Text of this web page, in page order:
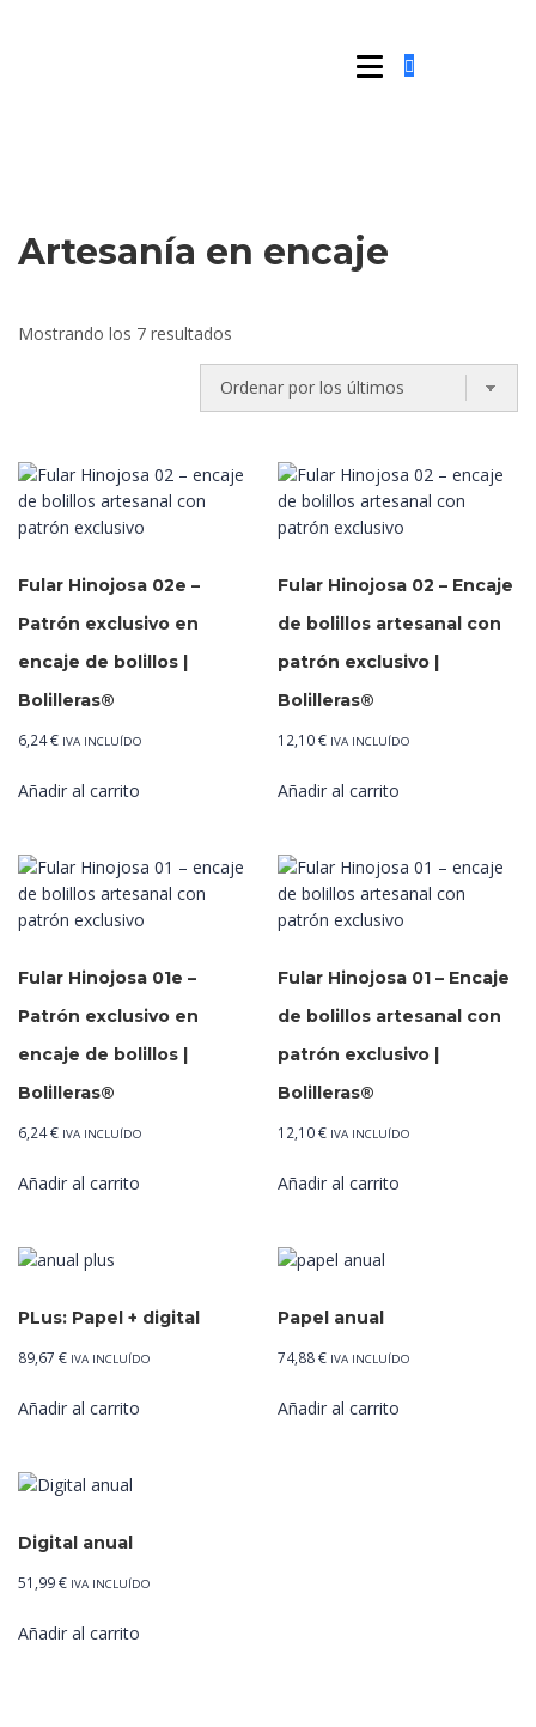
Artesanía en encaje
Mostrando los 7 resultados
por
los
últimos
Fular Hinojosa 02e –
Patrón exclusivo en
encaje de bolillos |
Bolilleras®
6,24€ IVA INCLUÍDO
Añadir al carrito
Fular Hinojosa 02 – Encaje
de bolillos artesanal con
patrón exclusivo |
Bolilleras®
12,10€ IVA INCLUÍDO
Añadir al carrito
Fular Hinojosa 01e –
Patrón exclusivo en
encaje de bolillos |
Bolilleras®
6,24€ IVA INCLUÍDO
Añadir al carrito
Fular Hinojosa 01 – Encaje
de bolillos artesanal con
patrón exclusivo |
Bolilleras®
12,10€ IVA INCLUÍDO
Añadir al carrito
PLus: Papel + digital
89,67 € IVA INCLUÍDO
Añadir al carrito
Papel anual
74,88€ IVA INCLUÍDO
Añadir al carrito
Digital anual
51,99€ IVA INCLUÍDO
Añadir al carrito